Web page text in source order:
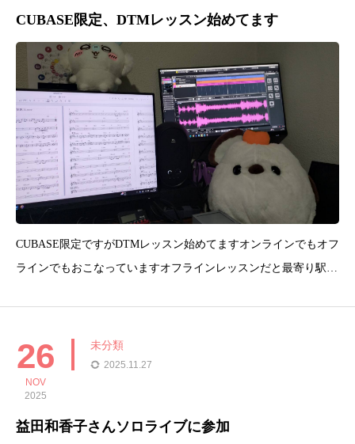
CUBASE限定、DTMレッスン始めてます
CUBASE限定ですがDTMレッスン始めてますオンラインでもオフ
ラインでもおこなっていますオフラインレッスンだと最寄り駅は
ー！破格すぎてHPにアップできません（笑）気になる方はお問
合
26
NOV
2025
未分類
2025.11.27
益田和香子さんソロライブに参加